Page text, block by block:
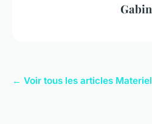
Gabin
← Voir tous les articles Materiel